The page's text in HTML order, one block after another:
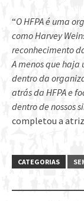
“O HFPA é uma
como Harvey
reconhecimento
A menos que
dentro da
atrás da HFPA e
dentro de nossos
completou a
CATEGORIAS